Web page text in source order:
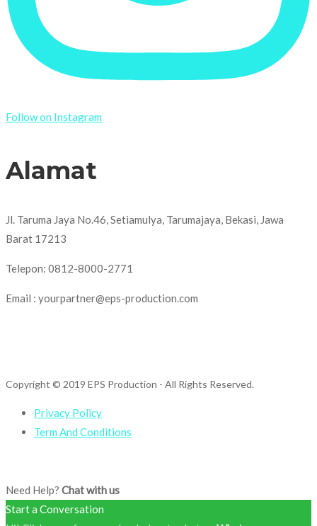
Follow on Instagram
Alamat
Jl. Taruma Jaya No.46, Setiamulya, Tarumajaya, Bekasi, Jawa
Barat 17213
Telepon: 0812-8000-2771
Email : yourpartner@eps-production.com
Copyright © 2019 EPS Production - All Rights Reserved.
Privacy Policy
Term And Conditions
Need Help? Chat with us
Start a Conversation